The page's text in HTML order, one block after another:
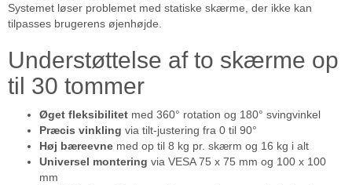
Systemet løser problemet med statiske skærme, der ikke kan
tilpasses brugerens øjenhøjde.
Understøttelse af to skærme op
til 30 tommer
Øget fleksibilitet med 360° rotation og 180° svingvinkel
Præcis vinkling via tilt-justering fra 0 til 90°
Høj bæreevne med op til 8 kg pr. skærm og 16 kg i alt
Universel montering via VESA 75 x 75 mm og 100 x 100
mm